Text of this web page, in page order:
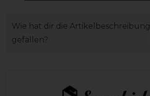
Wie hat dir die Artikelbeschreibung
gefallen?